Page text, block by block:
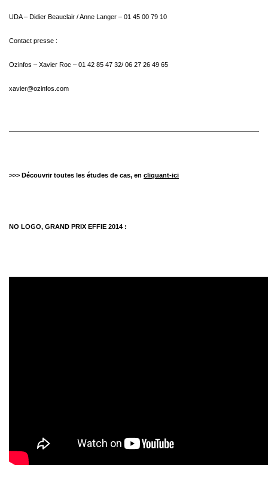
UDA – Didier Beauclair / Anne Langer – 01 45 00 79 10
Contact presse :
Ozinfos – Xavier Roc – 01 42 85 47 32/ 06 27 26 49 65
xavier@ozinfos.com
>>> Découvrir toutes les études de cas, en cliquant-ici
NO LOGO, GRAND PRIX EFFIE 2014 :